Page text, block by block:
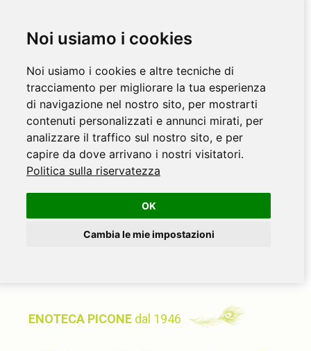
Noi usiamo i cookies
Noi usiamo i cookies e altre tecniche di
tracciamento per migliorare la tua esperienza
di navigazione nel nostro sito, per mostrarti
contenuti personalizzati e annunci mirati, per
analizzare il traffico sul nostro sito, e per
capire da dove arrivano i nostri visitatori.
Politica sulla riservatezza
OK
Cambia le mie impostazioni
ENOTECA PICONE dal 1946